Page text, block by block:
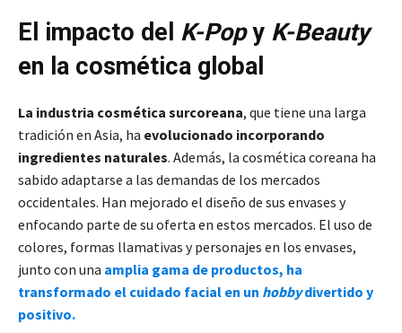
El impacto del K-Popy K-Beauty
en la cosmética global
La industria cosmética surcoreana, que tiene una larga
tradición en Asia, ha evolucionado incorporando
ingredientes naturales. Además, la cosmética coreana ha
sabido adaptarse a las demandas de los mercados
occidentales. Han mejorado el diseño de sus envases y
enfocando parte de su oferta en estos mercados. El uso de
colores, formas llamativas y personajes en los envases,
junto con una amplia gama de productos, ha
transformado el cuidado facial en un hobbydivertido y
positivo.